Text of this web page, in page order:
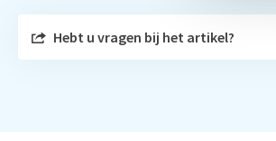
Hebt u vragen bij het artikel?